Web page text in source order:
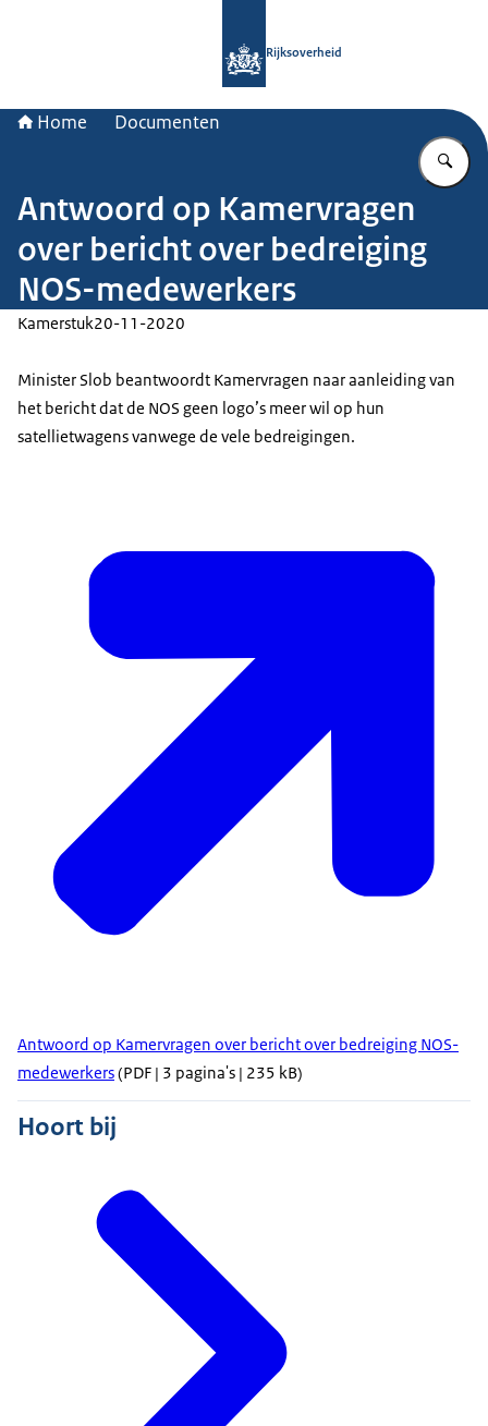
Rijksoverheid
Home Documenten
Antwoord op Kamervragen
over bericht over bedreiging
NOS-medewerkers
Kamerstuk20-11-2020
Minister Slob beantwoordt Kamervragen naar aanleiding van
het bericht dat de NOS geen logo’s meer wil op hun
satellietwagens vanwege de vele bedreigingen.
Antwoord op Kamervragen over bericht over bedreiging NOS-
medewerkers(PDF | 3 pagina's | 235 kB)
Hoort bij